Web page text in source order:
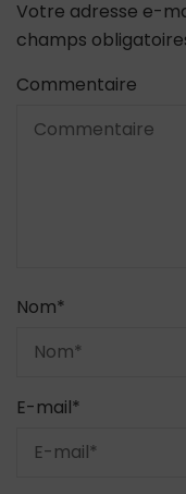
Votre adresse e-
champs
Commentaire
Nom*
E-mail*